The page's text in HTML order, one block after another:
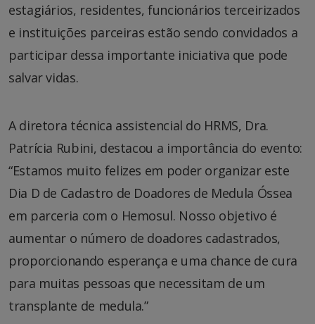
estagiários, residentes, funcionários terceirizados
e instituições parceiras estão sendo convidados a
participar dessa importante iniciativa que pode
salvar vidas.
A diretora técnica assistencial do HRMS, Dra.
Patrícia Rubini, destacou a importância do evento:
“Estamos muito felizes em poder organizar este
Dia D de Cadastro de Doadores de Medula Óssea
em parceria com o Hemosul. Nosso objetivo é
aumentar o número de doadores cadastrados,
proporcionando esperança e uma chance de cura
para muitas pessoas que necessitam de um
transplante de medula.”